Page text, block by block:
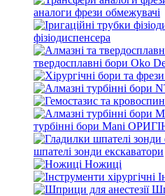
аналоги фрези обмежувачі
фізіодиспенсера
твердосплавні бори Oko
турбінні бори Mani
шпателі зонди екскаватори
Ножиці